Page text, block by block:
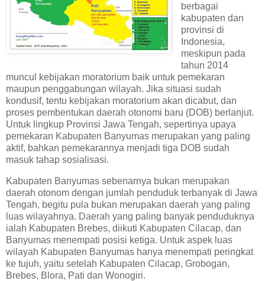
berbagai
kabupaten dan
provinsi di
Indonesia,
meskipun pada
tahun 2014
muncul kebijakan moratorium baik untuk pemekaran
maupun penggabungan wilayah. Jika situasi sudah
kondusif, tentu kebijakan moratorium akan dicabut, dan
proses pembentukan daerah otonomi baru (DOB) berlanjut.
Untuk lingkup Provinsi Jawa Tengah, sepertinya upaya
pemekaran Kabupaten Banyumas merupakan yang paling
aktif, bahkan pemekarannya menjadi tiga DOB sudah
masuk tahap sosialisasi.
Kabupaten Banyumas sebenarnya bukan merupakan
daerah otonom dengan jumlah penduduk terbanyak di Jawa
Tengah, begitu pula bukan merupakan daerah yang paling
luas wilayahnya. Daerah yang paling banyak penduduknya
ialah Kabupaten Brebes, diikuti Kabupaten Cilacap, dan
Banyumas menempati posisi ketiga. Untuk aspek luas
wilayah Kabupaten Banyumas hanya menempati peringkat
ke tujuh, yaitu setelah Kabupaten Cilacap, Grobogan,
Brebes, Blora, Pati dan Wonogiri.